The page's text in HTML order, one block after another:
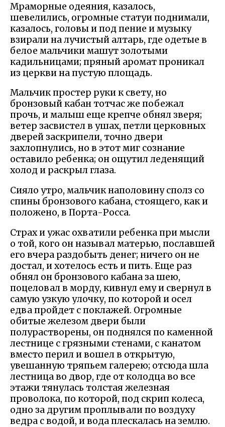
Мраморные одеяния, казалось,
шевелились, огромные статуи поднимали,
казалось, головы и под пение и музыку
взирали на лучистый алтарь, где одетые в
белое мальчики машут золотыми
кадильницами; пряный аромат проникал
из церкви на пустую площадь.
Мальчик простер руки к свету, но
бронзовый кабан тотчас же побежал
прочь, и малыш еще крепче обнял зверя;
ветер засвистел в ушах, петли церковных
дверей заскрипели, точно двери
захлопнулись, но в этот миг сознание
оставило ребенка; он ощутил леденящий
холод и раскрыл глаза.
Сияло утро, мальчик наполовину сполз со
спины бронзового кабана, стоящего, как и
положено, в Порта-Росса.
Страх и ужас охватили ребенка при мысли
о той, кого он называл матерью, пославшей
его вчера раздобыть денег; ничего он не
достал, и хотелось есть и пить. Еще раз
обнял он бронзового кабана за шею,
поцеловал в морду, кивнул ему и свернул в
самую узкую улочку, по которой и осел
едва пройдет с поклажей. Огромные
обитые железом двери были
полурастворены, он поднялся по каменной
лестнице с грязными стенами, с канатом
вместо перил и вошел в открытую,
увешанную тряпьем галерею; отсюда шла
лестница во двор, где от колодца во все
этажи тянулась толстая железная
проволока, по которой, под скрип колеса,
одно за другим проплывали по воздуху
ведра с водой, и вода плескалась на землю.